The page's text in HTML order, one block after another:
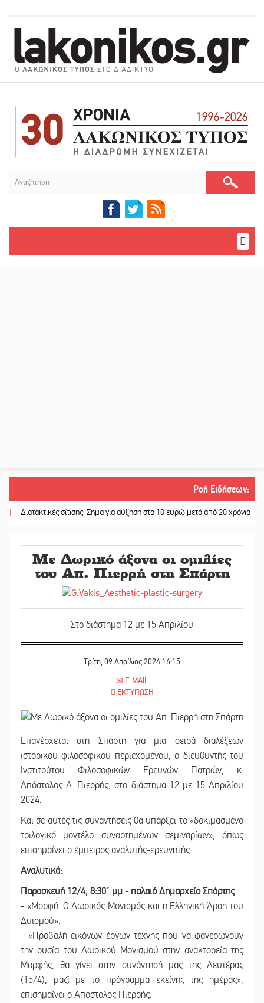
Ροή Ειδήσεων:
σίτισης: Σήμα για αύξηση στα 10 ευρώ μετά από 20 χρόνια || «Για
Με Δωρικό άξονα οι ομιλίες
του Απ. Πιερρή στη Σπάρτη
Στο διάστημα 12 με 15 Απριλίου
Τρίτη, 09 Απρίλιος 2024 16:15
E-MAIL
ΕΚΤΥΠΩΣΗ
Επανέρχεται στη Σπάρτη για μια σειρά διαλέξεων
ιστορικού-φιλοσοφικού περιεχομένου, ο διευθυντής του
Ινστιτούτου Φιλοσοφικών Ερευνών Πατρών, κ.
Απόστολος Λ. Πιερρής, στο διάστημα 12 με 15 Απριλίου
2024.
Και σε αυτές τις συναντήσεις θα υπάρξει το «δοκιμασμένο
τριλογικό μοντέλο συναρτημένων σεμιναρίων», όπως
επισημαίνει ο έμπειρος αναλυτής-ερευνητής.
Αναλυτικά:
Παρασκευή 12/4, 8:30΄ μμ - παλαιό Δημαρχείο Σπάρτης
- «Μορφή. Ο Δωρικός Μονισμός και η Ελληνική Άρση του
Δυισμού».
«Προβολή εικόνων έργων τέχνης που να φανερώνουν
την ουσία του Δωρικού Μονισμού στην ανακτορεία της
Μορφής, θα γίνει στην συνάντησή μας της Δευτέρας
(15/4), μαζί με το πρόγραμμα εκείνης της ημέρας»,
επισημαίνει ο Απόστολος Πιερρής.